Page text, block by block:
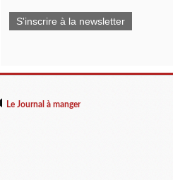
S'inscrire à la newsletter
Le Journal à manger